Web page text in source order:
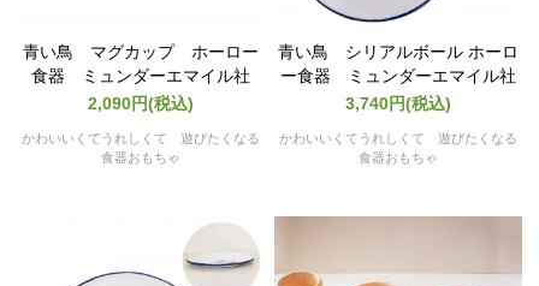
青い鳥 マグカップ ホーロー
食器 ミュンダーエマイル社
2,090円(税込)
かわいいくてうれしくて 遊びたくなる
食器おもちゃ
青い鳥 シリアルボール ホーロ
ー食器 ミュンダーエマイル社
3,740円(税込)
かわいいくてうれしくて 遊びたくなる
食器おもちゃ